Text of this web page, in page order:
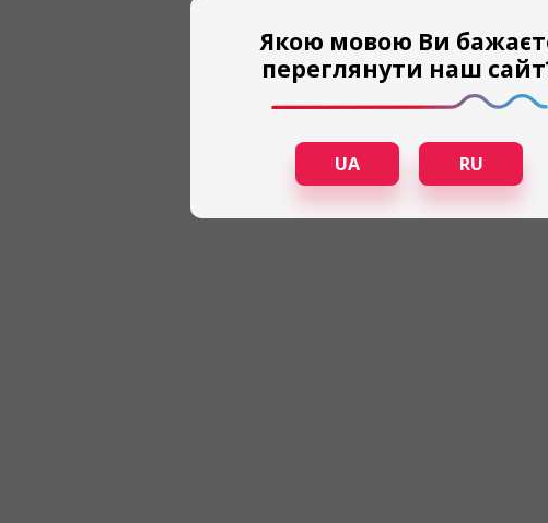
Якою мовою Ви
переглянути наш
UA RU